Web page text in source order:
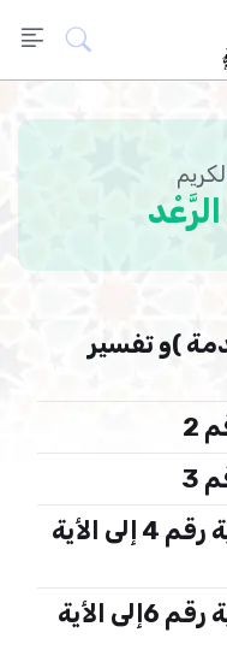
)و تفسير
2
3
تفسير سورة الرعد من الأية رقم 4 إلى الأية
تفسير سورة الرعد من الأية رقم 6إلى الأية